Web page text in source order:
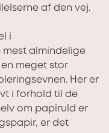
af den vej.
i
mest almindelige
meget stor
Her er
i forhold til de
om papiruld er
er det